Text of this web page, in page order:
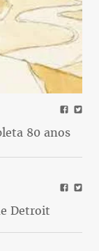
80 anos
Detroit